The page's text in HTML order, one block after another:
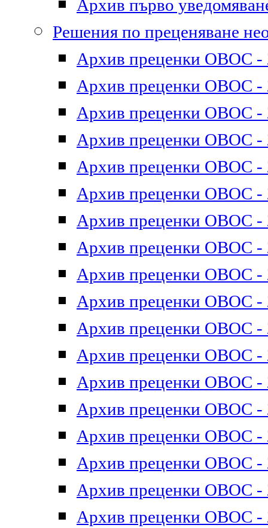
Архив първо
Решения по преценяване
Архив преценки ОВОС -
Архив преценки ОВОС -
Архив преценки ОВОС -
Архив преценки ОВОС -
Архив преценки ОВОС -
Архив преценки ОВОС -
Архив преценки ОВОС -
Архив преценки ОВОС -
Архив преценки ОВОС -
Архив преценки ОВОС -
Архив преценки ОВОС -
Архив преценки ОВОС -
Архив преценки ОВОС -
Архив преценки ОВОС -
Архив преценки ОВОС -
Архив преценки ОВОС -
Архив преценки ОВОС -
Архив преценки ОВОС -